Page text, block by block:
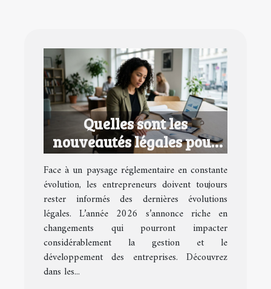
Quelles sont les
nouveautés légales pour
les entrepreneurs en 2026
?
Face à un paysage réglementaire en constante
évolution, les entrepreneurs doivent toujours
rester informés des dernières évolutions
légales. L’année 2026 s’annonce riche en
changements qui pourront impacter
considérablement la gestion et le
développement des entreprises. Découvrez
dans les...